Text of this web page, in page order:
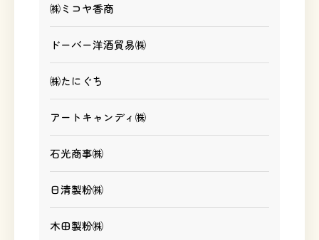
㈱ミコヤ香商
ドーバー洋酒貿易㈱
㈱たにぐち
アートキャンディ㈱
石光商事㈱
日清製粉㈱
木田製粉㈱